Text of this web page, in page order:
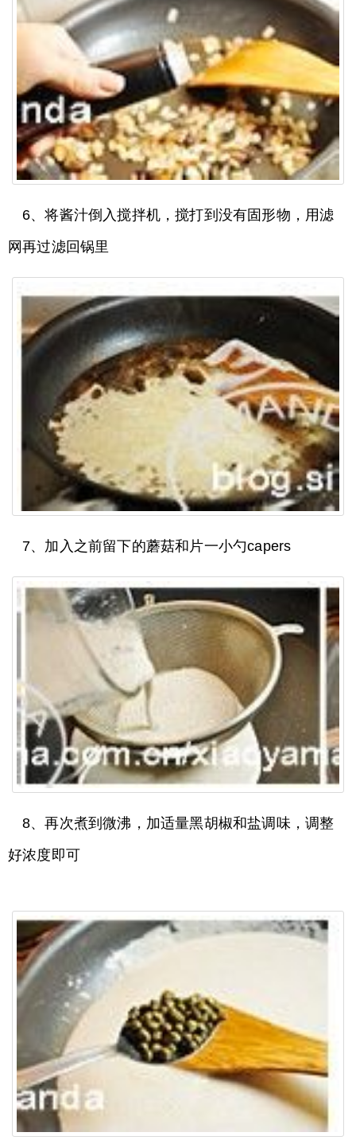
6、将酱汁倒入搅拌机，搅打到没有固形物，用滤
网再过滤回锅里
7、加入之前留下的蘑菇和片一小勺capers
8、再次煮到微沸，加适量黑胡椒和盐调味，调整
好浓度即可